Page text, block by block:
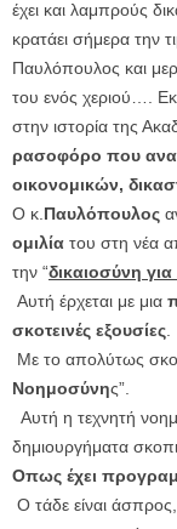
έχει και λαμπρούς
κρατάει σήμερα την
Παυλόπουλος και
του ενός χεριού….
στην ιστορία της
ρασοφόρο που
οικονομικών,
Ο κ.Παυλόπουλος
ομιλία του στη νέα
την “δικαιοσύνη για
Αυτή έρχεται με μια
σκοτεινές εξουσίες.
Με το απολύτως
Νοημοσύνης”.
Αυτή η τεχνητή
δημιουργήματα
Οπως έχει
Ο τάδε είναι άσπρος,